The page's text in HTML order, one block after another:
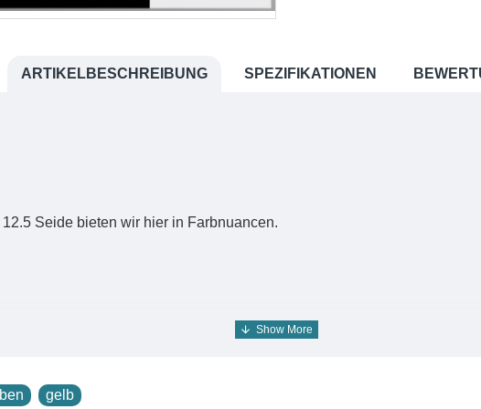
ARTIKELBESCHREIBUNG SPEZIFIKATIONEN
Seide bieten wir hier in Farbnuancen.
gelb